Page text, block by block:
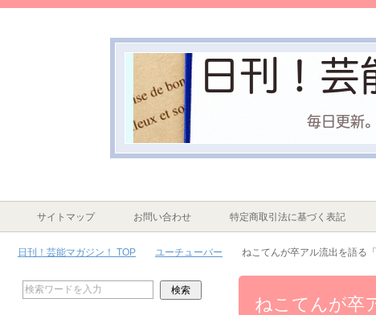
サイトマップ お問い合わせ 特定商取引法に基づく表記
日刊！芸能マガジン！ TOP ユーチューバー ねこてんが卒アル流出を語る
ねこてんが卒